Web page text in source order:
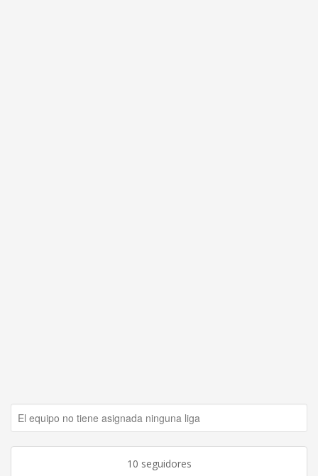
El equipo no tiene asignada ninguna liga
10 seguidores